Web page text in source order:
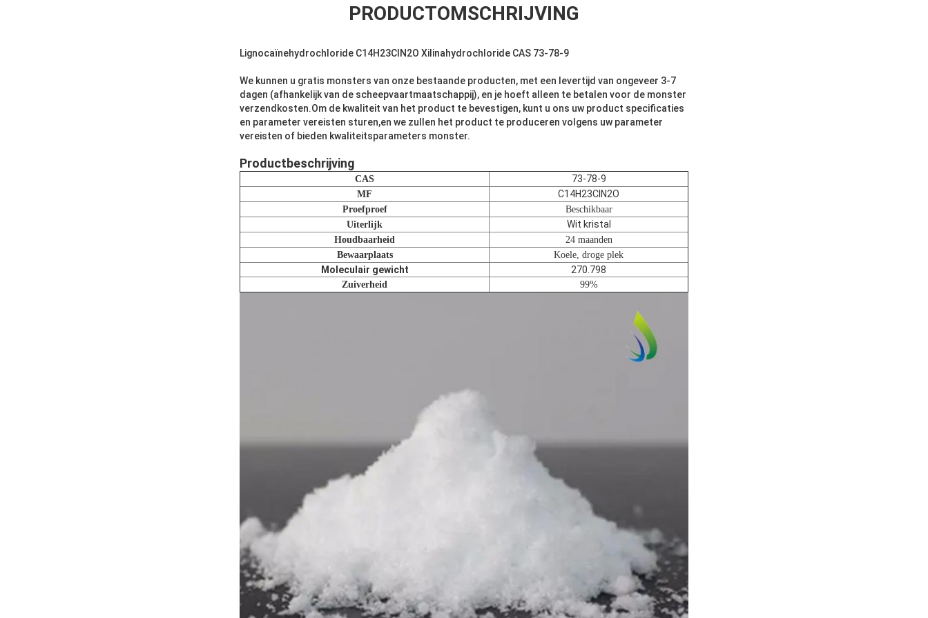
PRODUCTOMSCHRIJVING
Lignocaïnehydrochloride C14H23ClN2O Xilinahydrochloride CAS 73-78-9
We kunnen u gratis monsters van onze bestaande producten, met een levertijd van ongeveer 3-7
dagen (afhankelijk van de scheepvaartmaatschappij), en je hoeft alleen te betalen voor de monster
verzendkosten.Om de kwaliteit van het product te bevestigen, kunt u ons uw product specificaties
en parameter vereisten sturen,en we zullen het product te produceren volgens uw parameter
vereisten of bieden kwaliteitsparameters monster.
Productbeschrijving
CAS 73-78-9
MF C14H23ClN2O
Proefproef
Beschikbaar
Uiterlijk
Wit kristal
Houdbaarheid
24 maanden
Bewaarplaats
Koele, droge plek
Moleculair gewicht 270.798
Zuiverheid 99%